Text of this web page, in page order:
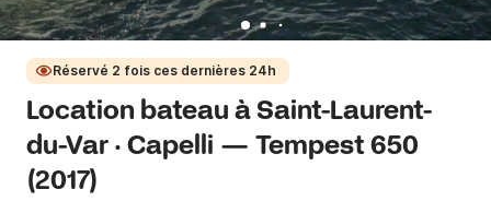
Réservé 2 fois ces dernières 24h
Location bateau à Saint-Laurent-
du-Var · Capelli — Tempest 650
(2017)